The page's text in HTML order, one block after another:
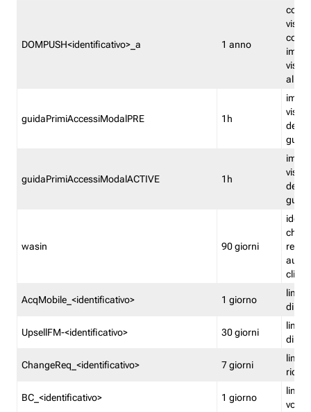
DOMPUSH<identificativo>_a 1 anno
guidaPrimiAccessiModalPRE 1h
della
guidaPrimiAccessiModalACTIVE 1h
della
wasin 90 giorni
che
rete
clienti
AcqMobile_<identificativo> 1 giorno
limita
di
UpsellFM-<identificativo> 30 giorni
limita
di
ChangeReq_<identificativo> 7 giorni
limita
BC_<identificativo> 1 giorno
limita